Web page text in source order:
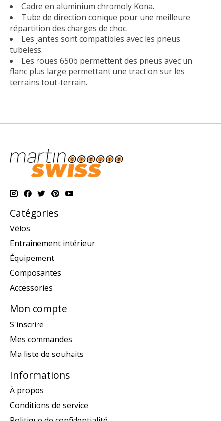
Cadre en aluminium chromoly Kona.
Tube de direction conique pour une meilleure
répartition des charges de choc.
Les jantes sont compatibles avec les pneus
tubeless.
Les roues 650b permettent des pneus avec un
flanc plus large permettant une traction sur les
terrains tout-terrain.
Catégories
Vélos
Entraînement intérieur
Équipement
Composantes
Accessories
Mon compte
S'inscrire
Mes commandes
Ma liste de souhaits
Informations
À propos
Conditions de service